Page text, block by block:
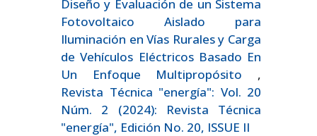
Diseño y Evaluación de un Sistema
Fotovoltaico Aislado para
Iluminación en Vías Rurales y Carga
de Vehículos Eléctricos Basado En
Un Enfoque Multipropósito ,
Revista Técnica "energía": Vol. 20
Núm. 2 (2024): Revista Técnica
"energía", Edición No. 20, ISSUE II